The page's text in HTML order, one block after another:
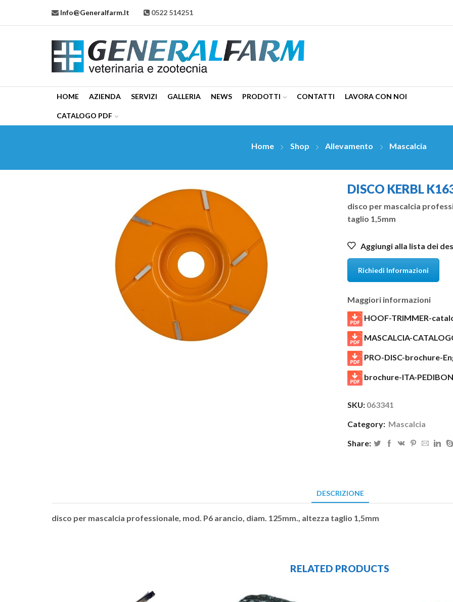
Info@generalfarm.it 0522 514251
HOME AZIENDA SERVIZI GALLERIA NEWS PRODOTTI CONTATTI LAVORA CON NOI
CATALOGO PDF
Home Shop Allevamento Mascalcia
DISCO KERBL
disco per mascalcia
taglio 1,5mm
Aggiungi alla lista dei
Richiedi Informazioni
Maggiori informazioni
HOOF-TRIMMER-
MASCALCIA-
PRO-DISC-brochure-
brochure-ITA-
SKU: 063341
Category: Mascalcia
Share:
DESCRIZIONE
disco per mascalcia professionale, mod. P6 arancio, diam. 125mm., altezza taglio 1,5mm
RELATED PRODUCTS